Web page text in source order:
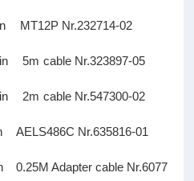
MT12P Nr.232714-02
5m cable Nr.323897-05
2m cable Nr.547300-02
AELS486C Nr.635816-01
Adapter cable Nr.6077